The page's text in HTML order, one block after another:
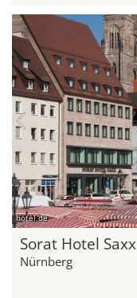
hotel.de
Sorat Hotel Saxx
Nürnberg